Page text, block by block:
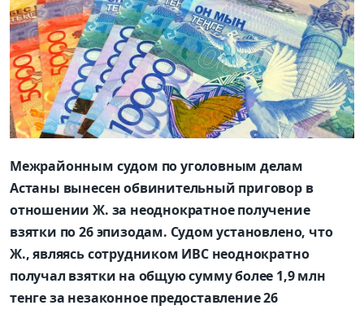
Межрайонным судом по уголовным делам
Астаны вынесен обвинительный приговор в
отношении Ж. за неоднократное получение
взятки по 26 эпизодам. Судом установлено, что
Ж., являясь сотрудником ИВС неоднократно
получал взятки на общую сумму более 1,9 млн
тенге за незаконное предоставление 26